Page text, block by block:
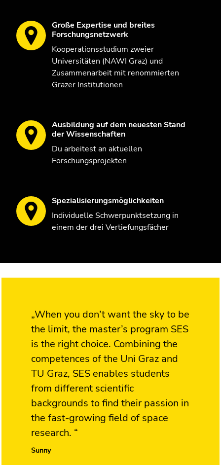
Große Expertise und breites
Forschungsnetzwerk
Kooperationsstudium zweier
Universitäten (NAWI Graz) und
Zusammenarbeit mit renommierten
Grazer Institutionen
Ausbildung auf dem neuesten Stand
der Wissenschaften
Du arbeitest an aktuellen
Forschungsprojekten
Spezialisierungsmöglichkeiten
Individuelle Schwerpunktsetzung in
einem der drei Vertiefungsfächer
„When you don’t want the sky to be
the limit, the master’s program SES
is the right choice. Combining the
competences of the Uni Graz and
TU Graz, SES enables students
from different scientific
backgrounds to find their passion in
the fast-growing field of space
research. “
Sunny